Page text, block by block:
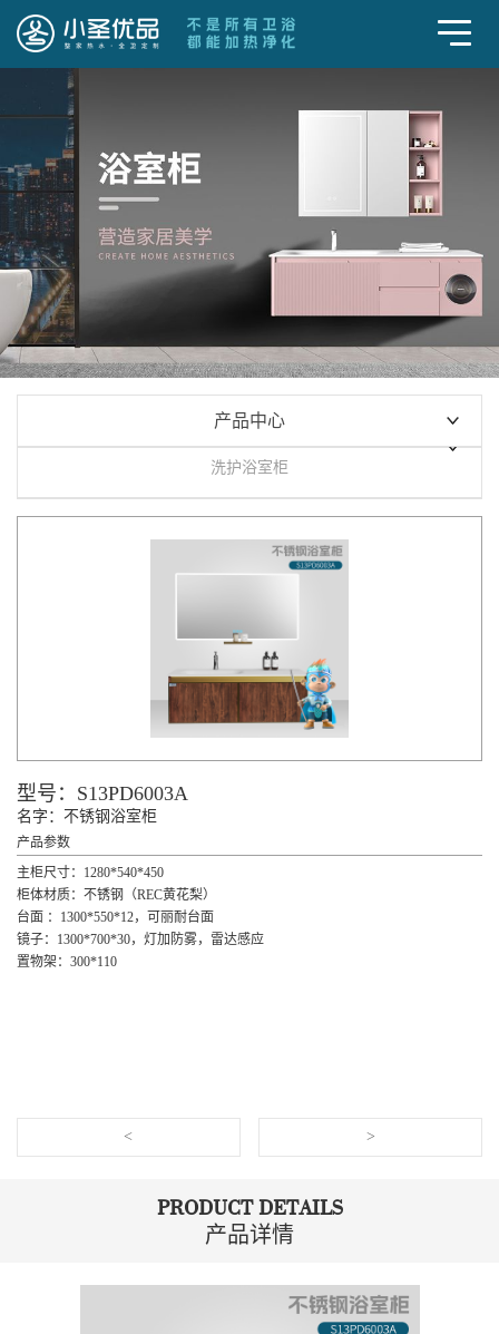
产品中心
整家热水
卫生陶瓷
浴缸
五金挂件
集成厨电
洗护浴室柜
实木浴室柜
阳台吊柜
智能镜柜
型号：S13PD6003A
名字：不锈钢浴室柜
产品参数
主柜尺寸：1280*540*450
柜体材质：不锈钢（REC黄花梨）
台面 ：1300*550*12，可丽耐台面
镜子：1300*700*30，灯加防雾，雷达感应
置物架：300*110
< >
PRODUCT DETAILS
产品详情